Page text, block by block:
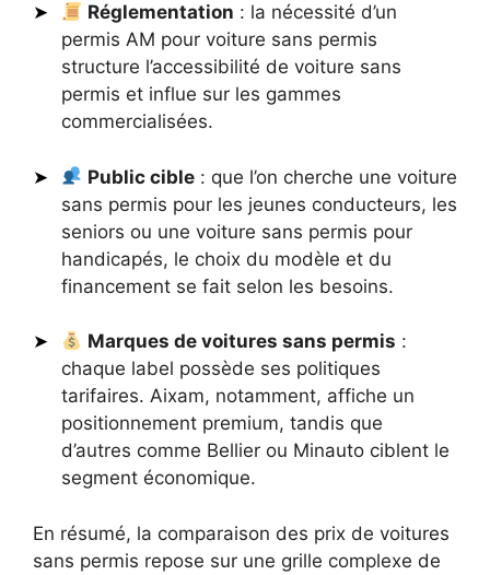
Réglementation : la nécessité d’un
permis AM pour voiture sans permis
structure l’accessibilité de voiture sans
permis et influe sur les gammes
commercialisées.
Public cible: que l’on cherche une voiture
sans permis pour les jeunes conducteurs, les
seniors ou une voiture sans permis pour
handicapés, le choix du modèle et du
financement se fait selon les besoins.
Marques de voitures sans permis :
chaque label possède ses politiques
tarifaires. Aixam, notamment, affiche un
positionnement premium, tandis que
d’autres comme Bellier ou Minauto ciblent le
segment économique.
En résumé, la comparaison des prix de voitures
sans permis repose sur une grille complexe de